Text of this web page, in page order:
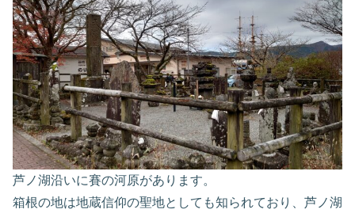
芦ノ湖沿いに賽の河原があります。
箱根の地は地蔵信仰の聖地としても知られており、芦ノ湖